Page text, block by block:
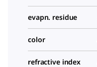
evapn. residue
color
refractive index